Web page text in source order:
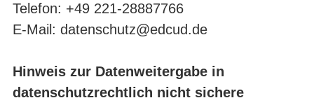
Telefon: +49 221-28887766
E-Mail: datenschutz@edcud.de
Hinweis zur Datenweitergabe in
datenschutzrechtlich nicht sichere